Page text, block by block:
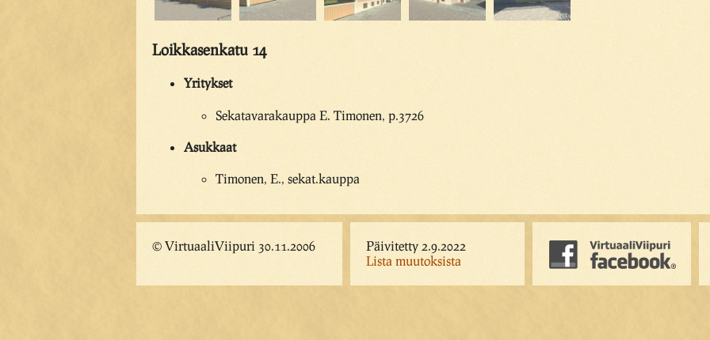
Loikkasenkatu 14
Yritykset
Sekatavarakauppa E. Timonen, p.3726
Asukkaat
Timonen, E., sekat.kauppa
© VirtuaaliViipuri 30.11.2006
Päivitetty 2.9.2022
Lista muutoksista